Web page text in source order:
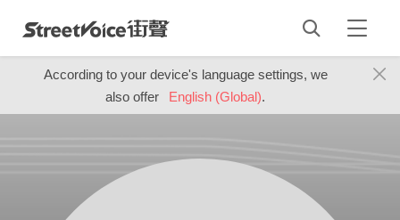
According to your device's language settings, we
also offer
English (Global).